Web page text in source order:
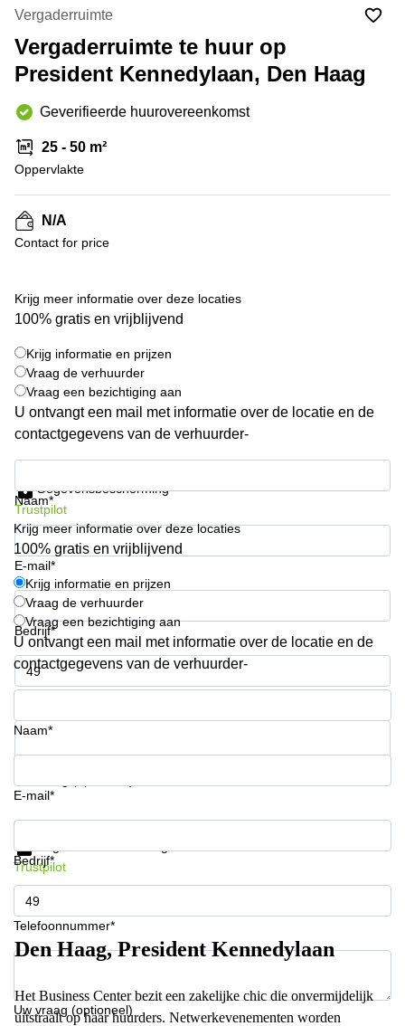
Hengelo
Hilversum
Hoofddorp
Deventer
Rotterdam
Tiel
Zwolle
Bodegraven-
Reeuwijk
Business
center
Arnhem
Business
Amsterdam
Westpoort
Business
center
Hilversum
Den
Haag
space
Breda
Coworking
Arnhem
Coworking
space
Hilversum
Coworking
space
Zwolle
Coworking
Haarlem
Kantoor
Huren
Hengelo
Nijmegen
Vergaderruimte
Vergaderruimte te huur op
President Kennedylaan, Den Haag
Geverifieerde huurovereenkomst
25 - 50 m²
Oppervlakte
N/A
Contact for price
Krijg meer informatie over deze locaties
100% gratis en vrijblijvend
Krijg informatie en prijzen
Vraag de verhuurder
Vraag een bezichtiging aan
U ontvangt een mail met informatie over de locatie en de
contactgegevens van de verhuurder-
Naam*
E-mail*
Bedrijf*
Telefoonnummer*
Gegevensbescherming
Trustpilot
Krijg meer informatie over deze locaties
100% gratis en vrijblijvend
Krijg informatie en prijzen
Vraag de verhuurder
Vraag een bezichtiging aan
U ontvangt een mail met informatie over de locatie en de
contactgegevens van de verhuurder-
Naam*
E-mail*
Bedrijf*
Telefoonnummer*
Uw vraag (optioneel)
Krijg informatie en prijzen
Trustpilot
Den Haag, President Kennedylaan
Het Business Center bezit een zakelijke chic die onvermijdelijk
uitstraalt op haar huurders. Netwerkevenementen worden